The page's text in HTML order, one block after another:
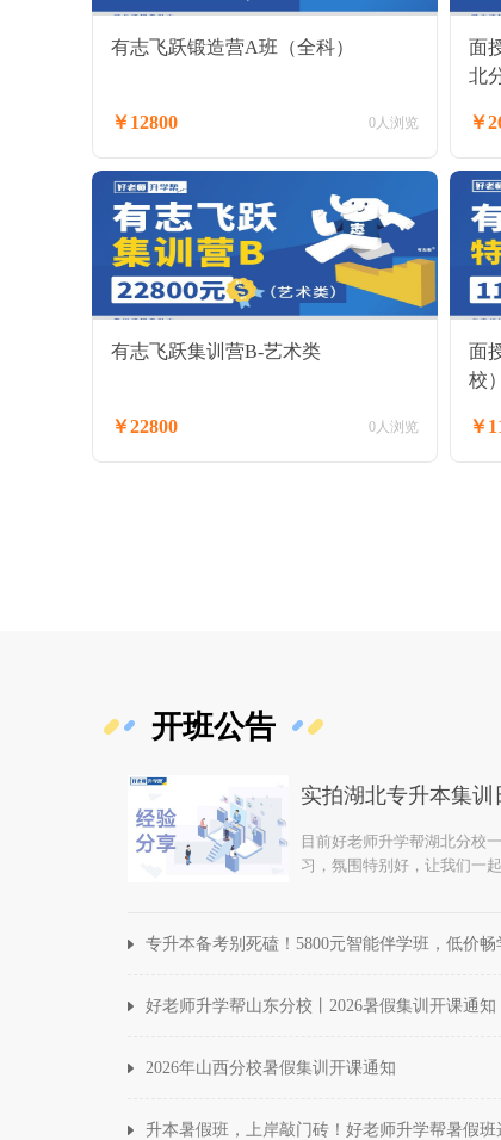
有志飞跃锻造营A班（全科）
￥12800 0人浏览
面
北
￥
有志飞跃集训营B-艺术类
￥22800 0人浏览
面
校）
￥
开班公告
目前好老师升学帮湖北分校
习，氛围特别好，让我们一
专升本备考别死磕！5800元智能伴学班，低价畅
好老师升学帮山东分校丨2026暑假集训开课通知
2026年山西分校暑假集训开课通知
升本暑假班，上岸敲门砖！好老师升学帮暑假班